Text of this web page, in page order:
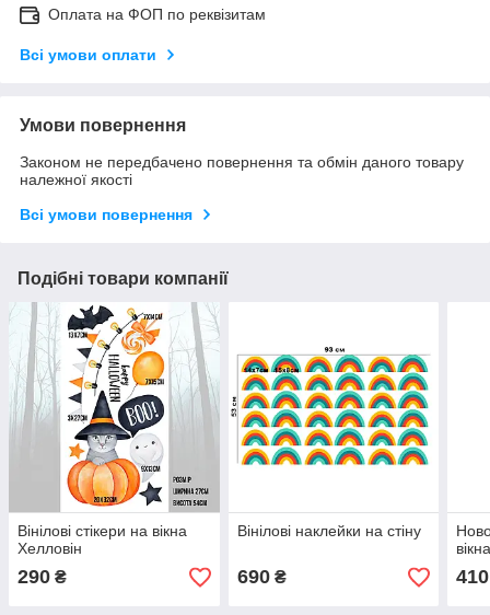
Оплата на ФОП по реквізитам
Всі умови оплати
Умови повернення
Законом не передбачено повернення та обмін даного товару
належної якості
Всі умови повернення
Подібні товари компанії
Вінілові стікери на вікна
Хелловін
290 ₴
Вінілові наклейки на стіну
690₴ 410